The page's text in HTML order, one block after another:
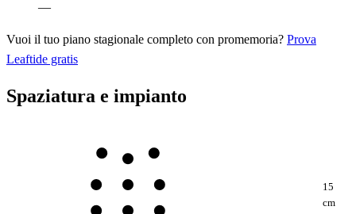
—
Vuoi il tuo piano stagionale completo con promemoria? Prova
Leaftide gratis
Spaziatura e impianto
15
cm